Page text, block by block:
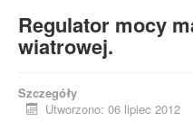
Regulator mocy
wiatrowej.
Szczegóły
Utworzono: 06 lipiec 2012